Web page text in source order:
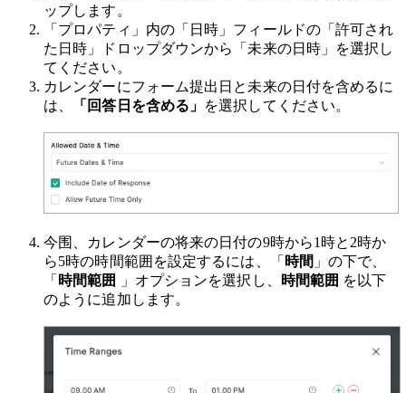
ップします。
「プロパティ」内の「日時」フィールドの「許可され
た日時」ドロップダウンから「未来の日時」を選択し
てください。
カレンダーにフォーム提出日と未来の日付を含めるに
は、
「回答日を含める」 を選択してください。
今围、カレンダーの将来の日付の9時から1時と2時か
ら5時の時間範囲を設定するには、「 時間 」の下で、
「 時間範囲 」オプションを選択し、 時間範囲 を以下
のように追加します。